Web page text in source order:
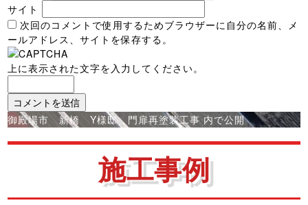
サイト
次回のコメントで使用するためブラウザーに自分の名前、メ
ールアドレス、サイトを保存する。
上に表示された文字を入力してください。
投
稿
ゲ
御殿場市 新橋 Y様邸 門扉再塗装工事 内で公開
施工事例